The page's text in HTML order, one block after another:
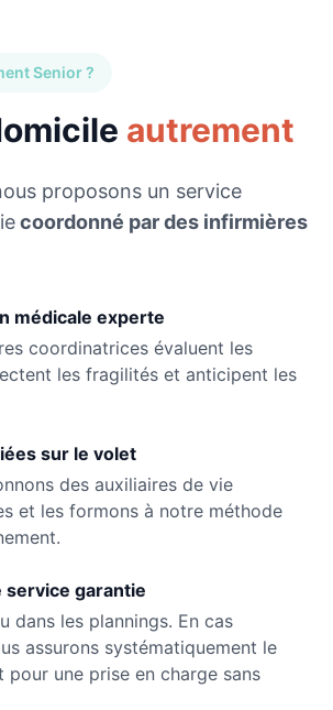
Senior ?
autrement
proposons un service
coordonné par des infirmières
médicale experte
coordinatrices évaluent les
les fragilités et anticipent les
sur le volet
des auxiliaires de vie
et les formons à notre méthode
service garantie
dans les plannings. En cas
assurons systématiquement le
pour une prise en charge sans